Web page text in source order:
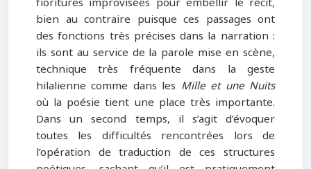
bien au contraire puisque ces passages ont
des fonctions très précises dans la narration :
ils sont au service de la parole mise en scène,
technique très fréquente dans la geste
hilalienne comme dans les Mille et une Nuits
où la poésie tient une place très importante.
Dans un second temps, il s’agit d’évoquer
toutes les difficultés rencontrées lors de
l’opération de traduction de ces structures